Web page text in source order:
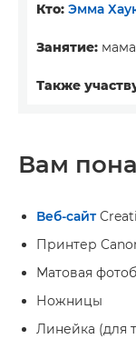
Кто: Эмма
Занятие:
Также
Вам
Веб-сайт
Принтер
Матовая
Ножницы
Линейка (для